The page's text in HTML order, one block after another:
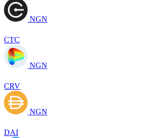
NGN
CTC
NGN
CRV
NGN
DAI